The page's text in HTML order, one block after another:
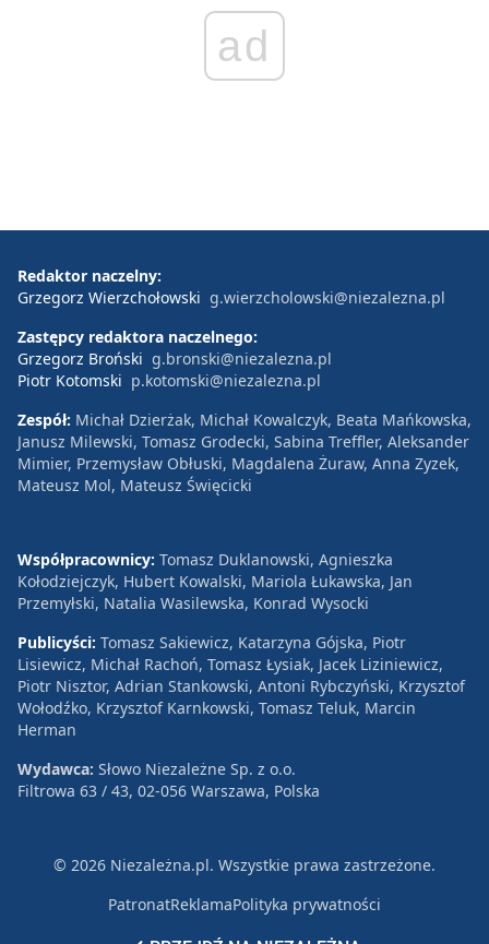
ad
Redaktor naczelny:
Grzegorz Wierzchołowski g.wierzcholowski@niezalezna.pl
Zastępcy redaktora naczelnego:
Grzegorz Broński g.bronski@niezalezna.pl
Piotr Kotomski p.kotomski@niezalezna.pl
Zespół: Michał Dzierżak, Michał Kowalczyk, Beata Mańkowska,
Janusz Milewski, Tomasz Grodecki, Sabina Treffler, Aleksander
Mimier, Przemysław Obłuski, Magdalena Żuraw, Anna Zyzek,
Mateusz Mol, Mateusz Święcicki
Współpracownicy: Tomasz Duklanowski, Agnieszka
Kołodziejczyk, Hubert Kowalski, Mariola Łukawska, Jan
Przemyłski, Natalia Wasilewska, Konrad Wysocki
Publicyści: Tomasz Sakiewicz, Katarzyna Gójska, Piotr
Lisiewicz, Michał Rachoń, Tomasz Łysiak, Jacek Liziniewicz,
Piotr Nisztor, Adrian Stankowski, Antoni Rybczyński, Krzysztof
Wołodźko, Krzysztof Karnkowski, Tomasz Teluk, Marcin
Herman
Wydawca: Słowo Niezależne Sp. z o.o.
Filtrowa 63 / 43, 02-056 Warszawa, Polska
© 2026 Niezależna.pl. Wszystkie prawa zastrzeżone.
PatronatReklamaPolityka prywatności